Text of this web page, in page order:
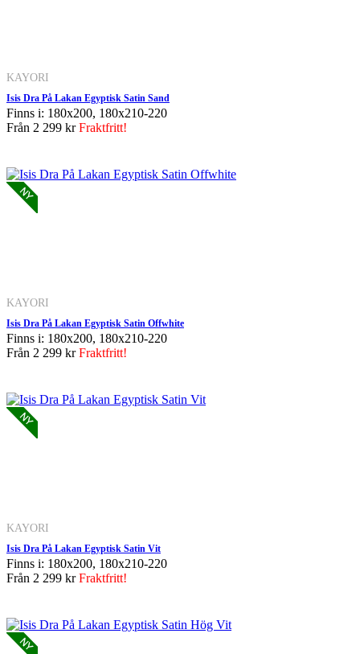
KAYORI
Isis Dra På Lakan Egyptisk Satin Sand
Finns i: 180x200, 180x210-220
Från 2 299 krFraktfritt!
KAYORI
Isis Dra På Lakan Egyptisk Satin Offwhite
Finns i: 180x200, 180x210-220
Från 2 299 krFraktfritt!
KAYORI
Isis Dra På Lakan Egyptisk Satin Vit
Finns i: 180x200, 180x210-220
Från 2 299 krFraktfritt!